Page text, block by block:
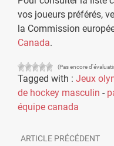
vos joueurs préférés,
la Commission
Canada.
(Pas encore
Tagged with : Jeux
de hockey masculin -
équipe canada
ARTICLE PRÉCÉDENT